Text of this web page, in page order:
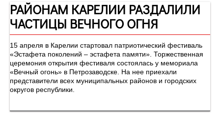
РАЙОНАМ КАРЕЛИИ РАЗДАЛИЛИ
ЧАСТИЦЫ ВЕЧНОГО ОГНЯ
15 апреля в Карелии стартовал патриотический фестиваль
«Эстафета поколений – эстафета памяти». Торжественная
церемония открытия фестиваля состоялась у мемориала
«Вечный огонь» в Петрозаводске. На нее приехали
представители всех муниципальных районов и городских
округов республики.